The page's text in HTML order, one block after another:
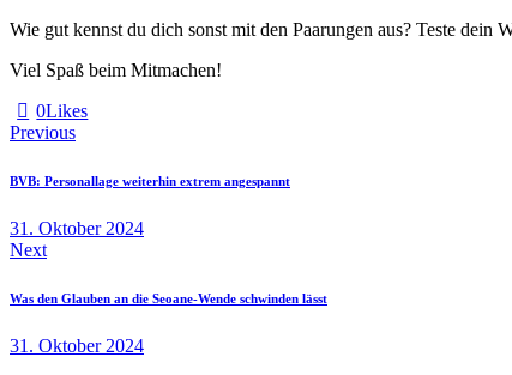
Wie gut kennst du dich sonst mit den Paarungen aus? Teste dein
Viel Spaß beim Mitmachen!
0Likes
Beitragsnavigation
Previous
BVB: Personallage weiterhin extrem angespannt
31. Oktober 2024
Next
Was den Glauben an die Seoane-Wende schwinden lässt
31. Oktober 2024